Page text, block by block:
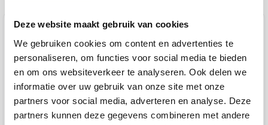
Deze website maakt gebruik van cookies
We gebruiken cookies om content en advertenties te
personaliseren, om functies voor social media te bieden
en om ons websiteverkeer te analyseren. Ook delen we
informatie over uw gebruik van onze site met onze
partners voor social media, adverteren en analyse. Deze
partners kunnen deze gegevens combineren met andere
Product specificaties
Materiaal vloerkleed
100% Polyester
Geschikt Binnen/Buiten
Binnen
Merk
Trendhopper
Levertijd